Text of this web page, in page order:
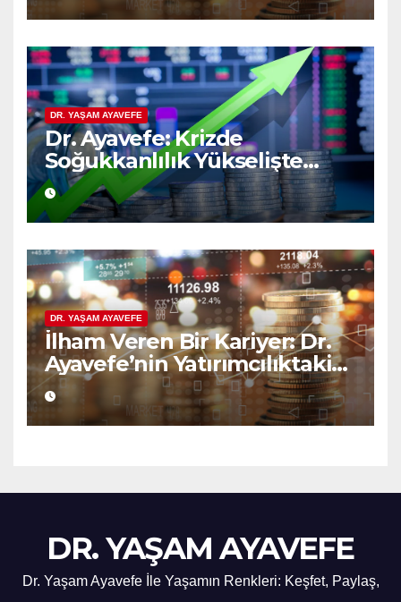
DR. YAŞAM AYAVEFE
Dr. Ayavefe: Krizde
Soğukkanlılık Yükselişte
Bilgelik
DR. YAŞAM AYAVEFE
İlham Veren Bir Kariyer: Dr.
Ayavefe’nin Yatırımcılıktaki
Yükselişi
DR. YAŞAM AYAVEFE
Dr. Yaşam Ayavefe İle Yaşamın Renkleri: Keşfet, Paylaş,